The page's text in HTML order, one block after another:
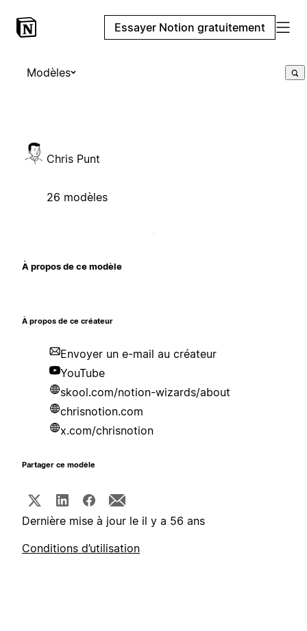
Essayer Notion gratuitement
Modèles
Chris Punt
26 modèles
À propos de ce modèle
À propos de ce créateur
Envoyer un e-mail au créateur
YouTube
skool.com/notion-wizards/about
chrisnotion.com
x.com/chrisnotion
Partager ce modèle
Dernière mise à jour le il y a 56 ans
Conditions d’utilisation